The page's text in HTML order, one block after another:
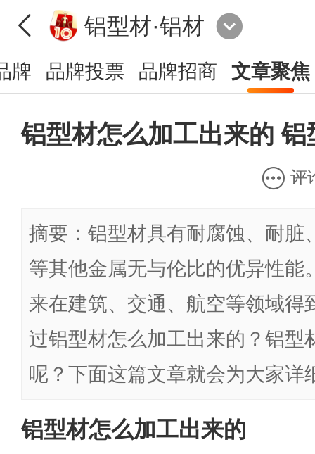
铝型材·铝材
牌 品牌投票 品牌招商 文章聚焦
铝型材怎么加工出来的
评
摘要：铝型材具有耐腐蚀、耐脏
等其他金属无与伦比的优异性能
来在建筑、交通、航空等领域得
过铝型材怎么加工出来的？铝型
呢？下面这篇文章就会为大家详
铝型材怎么加工出来的